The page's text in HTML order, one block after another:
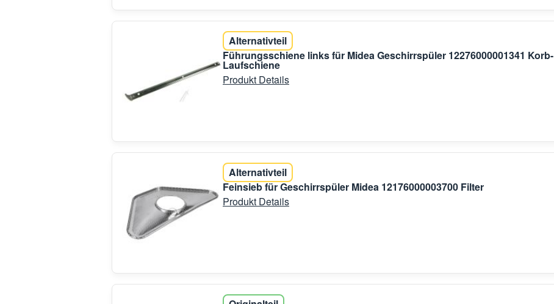
Alternativteil
Führungsschiene links für Midea Geschirrspüler 12276000001341 Korb-
Laufschiene
Produkt Details
Alternativteil
Feinsieb für Geschirrspüler Midea 12176000003700 Filter
Produkt Details